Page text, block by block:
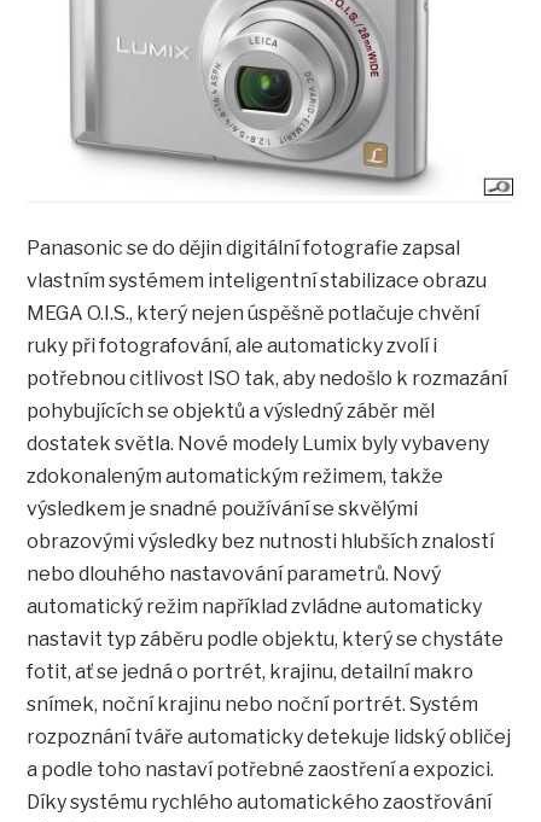
Panasonic se do dějin digitální fotografie zapsal
vlastním systémem inteligentní stabilizace obrazu
MEGA O.I.S., který nejen úspěšně potlačuje chvění
ruky při fotografování, ale automaticky zvolí i
potřebnou citlivost ISO tak, aby nedošlo k rozmazání
pohybujících se objektů a výsledný záběr měl
dostatek světla. Nové modely Lumix byly vybaveny
zdokonaleným automatickým režimem, takže
výsledkem je snadné používání se skvělými
obrazovými výsledky bez nutnosti hlubších znalostí
nebo dlouhého nastavování parametrů. Nový
automatický režim například zvládne automaticky
nastavit typ záběru podle objektu, který se chystáte
fotit, ať se jedná o portrét, krajinu, detailní makro
snímek, noční krajinu nebo noční portrét. Systém
rozpoznání tváře automaticky detekuje lidský obličej
a podle toho nastaví potřebné zaostření a expozici.
Díky systému rychlého automatického zaostřování